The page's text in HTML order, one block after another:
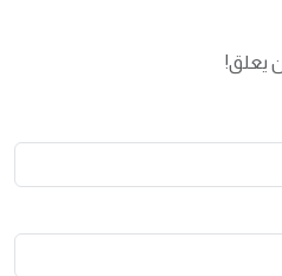
يعلق!